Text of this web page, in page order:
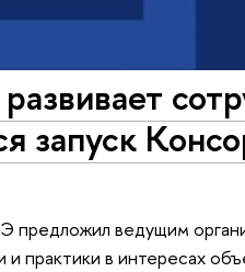
запуск
ведущим
и практики в интересах